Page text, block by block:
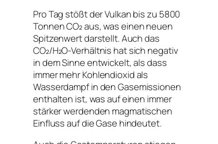
Pro Tag stößt der Vulkan bis zu 5800
Tonnen CO₂ aus, was einen neuen
Spitzenwert darstellt. Auch das
CO₂/H₂O-Verhältnis hat sich negativ
in dem Sinne entwickelt, als dass
immer mehr Kohlendioxid als
Wasserdampf in den Gasemissionen
enthalten ist, was auf einen immer
stärker werdenden magmatischen
Einfluss auf die Gase hindeutet.